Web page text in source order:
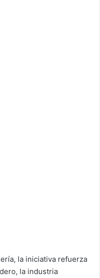
la iniciativa refuerza
la industria